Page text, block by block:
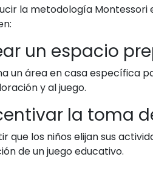
la metodología Montessori
un espacio
un área en casa específica
y al juego.
la toma
que los niños elijan sus
de un juego educativo.